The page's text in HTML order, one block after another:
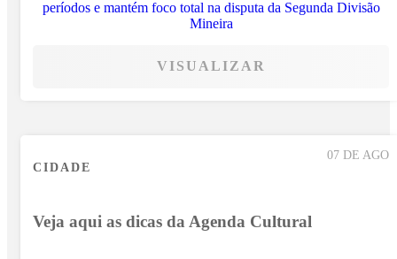
VISUALIZAR
07 DE AGO
CIDADE
Veja aqui as dicas da Agenda Cultural